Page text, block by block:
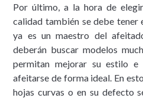
Por último, a la hora de
calidad también se debe tener
ya es un maestro del
deberán buscar modelos
permitan mejorar su estilo
afeitarse de forma ideal. En
hojas curvas o en su defecto